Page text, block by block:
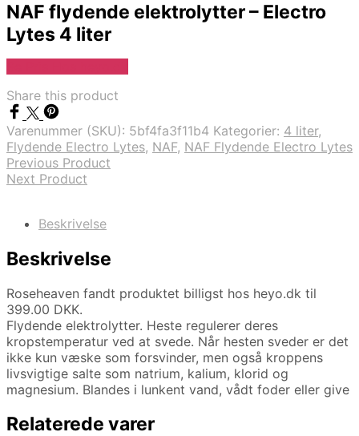
NAF flydende elektrolytter – Electro
Lytes 4 liter
Share this product
Varenummer (SKU): 5bf4fa3f11b4 Kategorier: 4 liter,
Flydende Electro Lytes, NAF, NAF Flydende Electro Lytes
Previous Product
Next Product
Beskrivelse
Beskrivelse
Roseheaven fandt produktet billigst hos heyo.dk til
399.00 DKK.
Flydende elektrolytter. Heste regulerer deres
kropstemperatur ved at svede. Når hesten sveder er det
ikke kun væske som forsvinder, men også kroppens
livsvigtige salte som natrium, kalium, klorid og
magnesium. Blandes i lunkent vand, vådt foder eller give
Relaterede varer